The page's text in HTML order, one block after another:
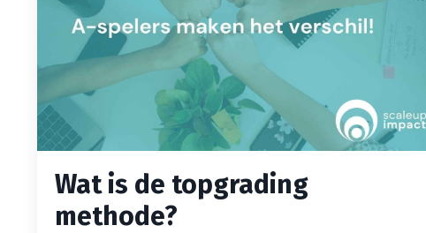
Wat is de topgrading
methode?